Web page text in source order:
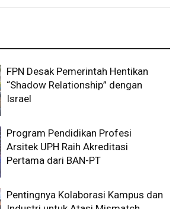
FPN Desak Pemerintah Hentikan
“Shadow Relationship” dengan
Israel
Program Pendidikan Profesi
Arsitek UPH Raih Akreditasi
Pertama dari BAN-PT
Pentingnya Kolaborasi Kampus dan